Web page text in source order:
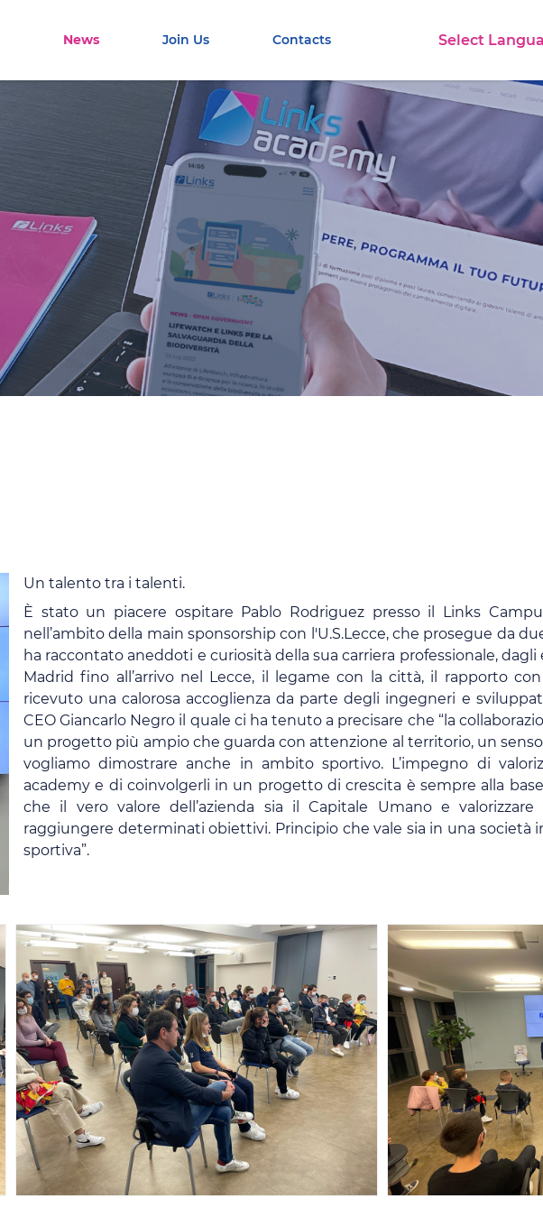
News Join Us Contacts Select
Un talento tra i talenti.
È stato un piacere ospitare Pablo Rodriguez presso il Links
nell’ambito della main sponsorship con l'U.S.Lecce, che prosegue da
ha raccontato aneddoti e curiosità della sua carriera professionale, dagli
Madrid fino all’arrivo nel Lecce, il legame con la città, il rapporto
ricevuto una calorosa accoglienza da parte degli ingegneri e
CEO Giancarlo Negro il quale ci ha tenuto a precisare che “la
un progetto più ampio che guarda con attenzione al territorio, un
vogliamo dimostrare anche in ambito sportivo. L’impegno di
academy e di coinvolgerli in un progetto di crescita è sempre alla
che il vero valore dell’azienda sia il Capitale Umano e
raggiungere determinati obiettivi. Principio che vale sia in una società
sportiva”.